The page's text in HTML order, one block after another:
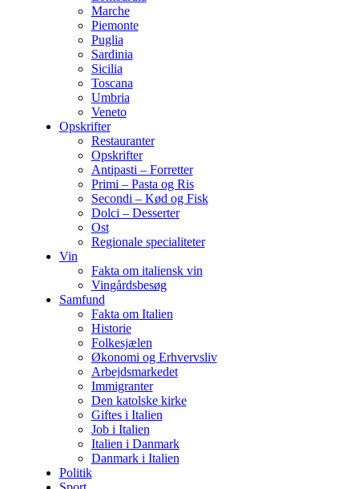
Marche
Piemonte
Puglia
Sardinia
Sicilia
Toscana
Umbria
Veneto
Opskrifter
Restauranter
Opskrifter
Antipasti – Forretter
Primi – Pasta og Ris
Secondi – Kød og Fisk
Dolci – Desserter
Ost
Regionale specialiteter
Vin
Fakta om italiensk vin
Vingårdsbesøg
Samfund
Fakta om Italien
Historie
Folkesjælen
Økonomi og Erhvervsliv
Arbejdsmarkedet
Immigranter
Den katolske kirke
Giftes i Italien
Job i Italien
Italien i Danmark
Danmark i Italien
Politik